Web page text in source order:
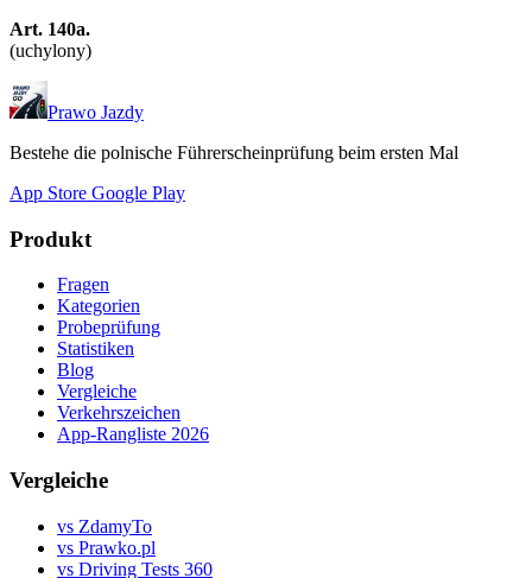
Art. 140a.
(uchylony)
Prawo Jazdy
Bestehe die polnische Führerscheinprüfung beim ersten Mal
App Store Google Play
Produkt
Fragen
Kategorien
Probeprüfung
Statistiken
Blog
Vergleiche
Verkehrszeichen
App-Rangliste 2026
Vergleiche
vs ZdamyTo
vs Prawko.pl
vs Driving Tests 360